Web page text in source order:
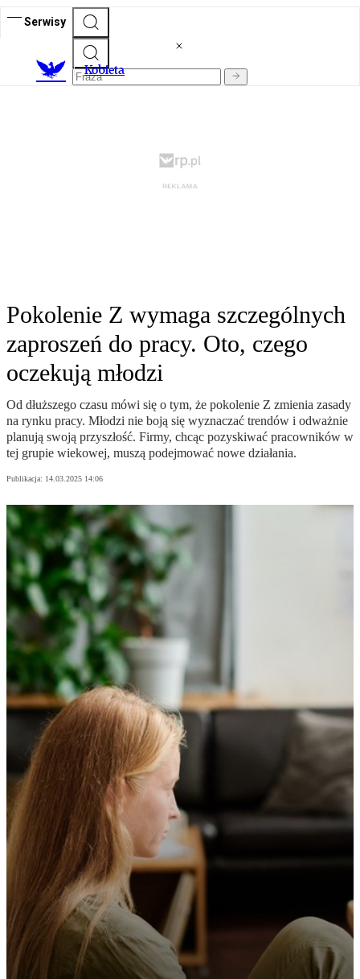
Serwisy
Kobieta
Pokolenie Z wymaga szczególnych
zaproszeń do pracy. Oto, czego
oczekują młodzi
Od dłuższego czasu mówi się o tym, że pokolenie Z zmienia zasady
na rynku pracy. Młodzi nie boją się wyznaczać trendów i odważnie
planują swoją przyszłość. Firmy, chcąc pozyskiwać pracowników w
tej grupie wiekowej, muszą podejmować nowe działania.
Publikacja: 14.03.2025 14:06